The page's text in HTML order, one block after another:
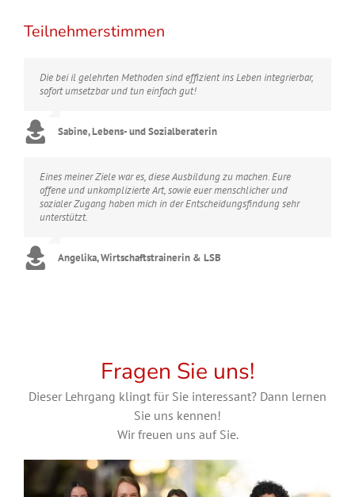
Teilnehmerstimmen
Die bei il gelehrten Methoden sind effizient ins Leben integrierbar,
sofort umsetzbar und tun einfach gut!
Sabine, Lebens- und Sozialberaterin
Eines meiner Ziele war es, diese Ausbildung zu machen. Eure
offene und unkomplizierte Art, sowie euer menschlicher und
sozialer Zugang haben mich in der Entscheidungsfindung sehr
unterstützt.
Angelika, Wirtschaftstrainerin & LSB
Fragen Sie uns!
Dieser Lehrgang klingt für Sie interessant? Dann lernen
Sie uns kennen!
Wir freuen uns auf Sie.